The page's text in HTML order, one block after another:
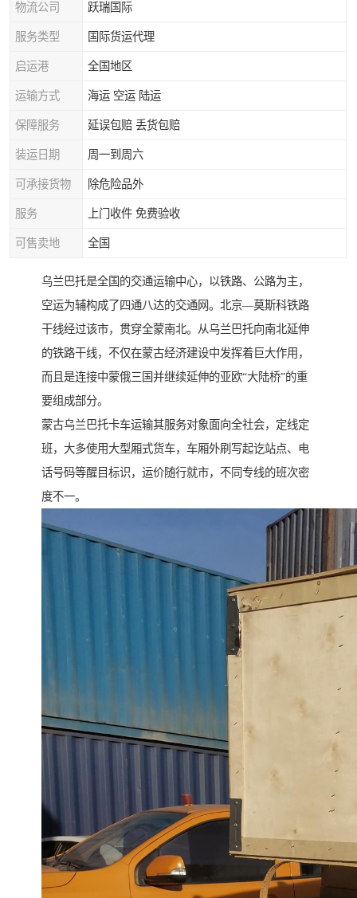
物流公司 跃瑞国际
服务类型 国际货运代理
启运港 全国地区
运输方式 海运 空运 陆运
保障服务 延误包赔 丢货包赔
装运日期 周一到周六
可承接货物 除危险品外
服务 上门收件 免费验收
可售卖地 全国
乌兰巴托是全国的交通运输中心，以铁路、公路为主，
空运为辅构成了四通八达的交通网。北京—莫斯科铁路
干线经过该市，贯穿全蒙南北。从乌兰巴托向南北延伸
的铁路干线，不仅在蒙古经济建设中发挥着巨大作用，
而且是连接中蒙俄三国并继续延伸的亚欧“大陆桥”的重
要组成部分。
蒙古乌兰巴托卡车运输其服务对象面向全社会，定线定
班，大多使用大型厢式货车，车厢外刷写起讫站点、电
话号码等醒目标识，运价随行就市，不同专线的班次密
度不一。